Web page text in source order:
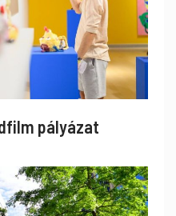
pályázat